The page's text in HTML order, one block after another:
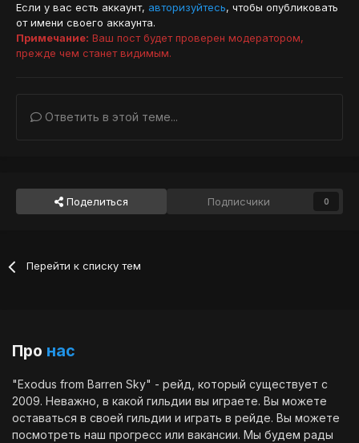
Если у вас есть аккаунт, авторизуйтесь, чтобы опубликовать
от имени своего аккаунта.
Примечание: Ваш пост будет проверен модератором,
прежде чем станет видимым.
Ответить в этой теме...
Поделиться Подписчики 0
Перейти к списку тем
Про нас
"Exodus from Barren Sky" - рейд, который существует с
2009. Неважно, в какой гильдии вы играете. Вы можете
оставаться в своей гильдии и играть в рейде. Вы можете
посмотреть наш прогресс или вакансии. Мы будем рады